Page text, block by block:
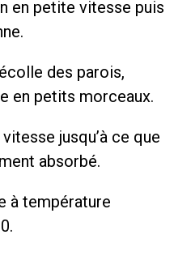
en petite vitesse puis
des parois,
en petits morceaux.
jusqu’à ce que
absorbé.
à température